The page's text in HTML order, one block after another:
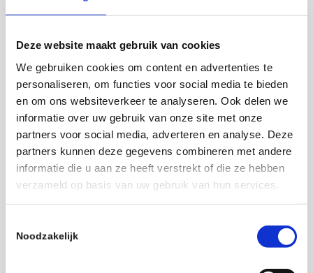
Deze website maakt gebruik van cookies
We gebruiken cookies om content en advertenties te
personaliseren, om functies voor social media te bieden
en om ons websiteverkeer te analyseren. Ook delen we
informatie over uw gebruik van onze site met onze
partners voor social media, adverteren en analyse. Deze
partners kunnen deze gegevens combineren met andere
informatie die u aan ze heeft verstrekt of die ze hebben
verzameld op basis van uw gebruik van hun services.
Noodzakelijk
apparaten en
gegevens naar
Google Analytics te
verzenden over het
apparaat en het
gedrag van de
bezoeker. Traceert
de bezoeker op
verschillende
Sessie